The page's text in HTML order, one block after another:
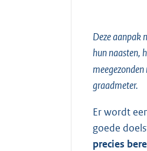
Deze aanpak
hun naasten,
graadmeter.
Er wordt
goede
precies